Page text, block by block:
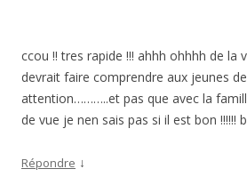
ccou !! tres rapide !!! ahhh ohhhh de la
devrait faire comprendre aux jeunes
attention………..et pas que avec la
de vue je nen sais pas si il est bon !!!!!!
Répondre ↓